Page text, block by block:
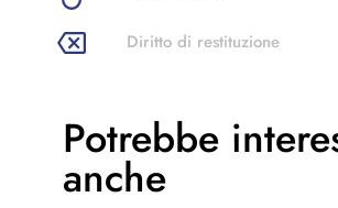
Diritto di restituzione
Potrebbe
anche